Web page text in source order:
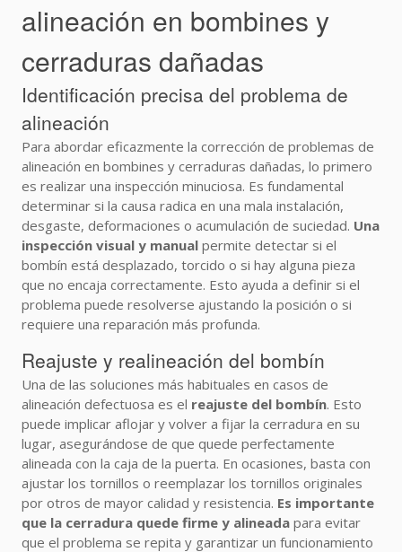
alineación en bombines y
cerraduras dañadas
Identificación precisa del problema de
alineación
Para abordar eficazmente la corrección de problemas de
alineación en bombines y cerraduras dañadas, lo primero
es realizar una inspección minuciosa. Es fundamental
determinar si la causa radica en una mala instalación,
desgaste, deformaciones o acumulación de suciedad. Una
inspección visual y manual permite detectar si el
bombín está desplazado, torcido o si hay alguna pieza
que no encaja correctamente. Esto ayuda a definir si el
problema puede resolverse ajustando la posición o si
requiere una reparación más profunda.
Reajuste y realineación del bombín
Una de las soluciones más habituales en casos de
alineación defectuosa es el reajuste del bombín. Esto
puede implicar aflojar y volver a fijar la cerradura en su
lugar, asegurándose de que quede perfectamente
alineada con la caja de la puerta. En ocasiones, basta con
ajustar los tornillos o reemplazar los tornillos originales
por otros de mayor calidad y resistencia. Es importante
que la cerradura quede firme y alineada para evitar
que el problema se repita y garantizar un funcionamiento